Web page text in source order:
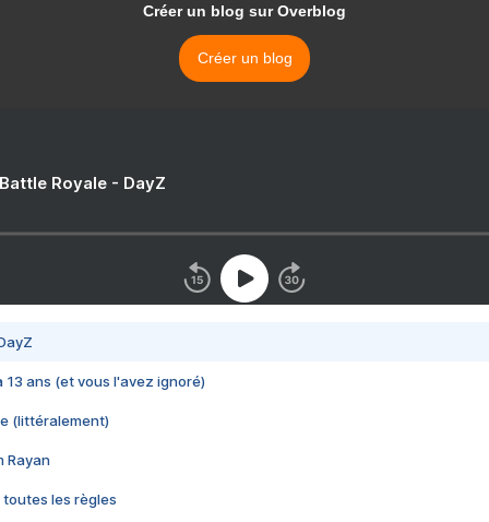
Créer un blog sur Overblog
Créer un blog
Royale - DayZ
13 ans (et vous l'avez ignoré)
(littéralement)
Rayan
toutes les règles